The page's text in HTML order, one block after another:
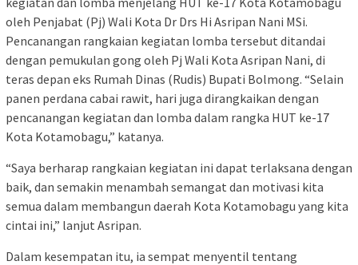
oleh Penjabat (Pj) Wali Kota Dr Drs Hi Asripan Nani MSi.
Pencanangan rangkaian kegiatan lomba tersebut ditandai
dengan pemukulan gong oleh Pj Wali Kota Asripan Nani, di
teras depan eks Rumah Dinas (Rudis) Bupati Bolmong. “Selain
panen perdana cabai rawit, hari juga dirangkaikan dengan
pencanangan kegiatan dan lomba dalam rangka HUT ke-17
Kota Kotamobagu,” katanya.
“Saya berharap rangkaian kegiatan ini dapat terlaksana dengan
baik, dan semakin menambah semangat dan motivasi kita
semua dalam membangun daerah Kota Kotamobagu yang kita
cintai ini,” lanjut Asripan.
Dalam kesempatan itu, ia sempat menyentil tentang